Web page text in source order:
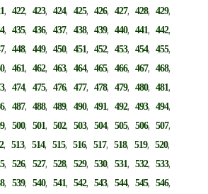
,422,423,424,425,426,427,428,429,
,435,436,437,438,439,440,441,442,
,448,449,450,451,452,453,454,455,
,461,462,463,464,465,466,467,468,
,474,475,476,477,478,479,480,481,
,487,488,489,490,491,492,493,494,
,500,501,502,503,504,505,506,507,
,513,514,515,516,517,518,519,520,
,526,527,528,529,530,531,532,533,
,539,540,541,542,543,544,545,546,